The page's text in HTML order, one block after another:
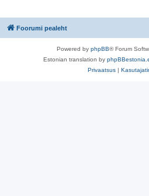
Foorumi pealeht
Powered by phpBB® Forum
Estonian translation by
Privaatsus |